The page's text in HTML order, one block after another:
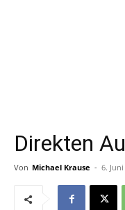
Direkten
Von Michael Krause - 6.